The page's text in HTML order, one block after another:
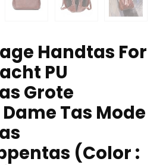
Handtas For
PU
Grote
Tas Mode
(Color :